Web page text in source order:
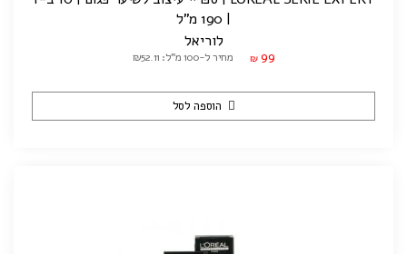
| 190 מ"ל
לוריאל
₪ 99 מחיר ל-100 מ"ל: ₪52.11
הוספה לסל